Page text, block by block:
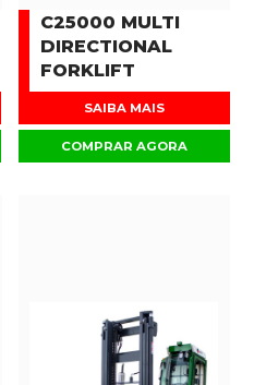
C25000 MULTI
DIRECTIONAL
FORKLIFT
SAIBA MAIS
COMPRAR AGORA